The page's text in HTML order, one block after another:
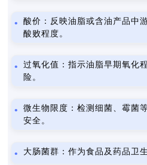
酸价：反映油脂或含油产品中
酸败程度。
过氧化值：指示油脂早期氧化
险。
微生物限度：检测细菌、霉菌
安全。
大肠菌群：作为食品及药品卫